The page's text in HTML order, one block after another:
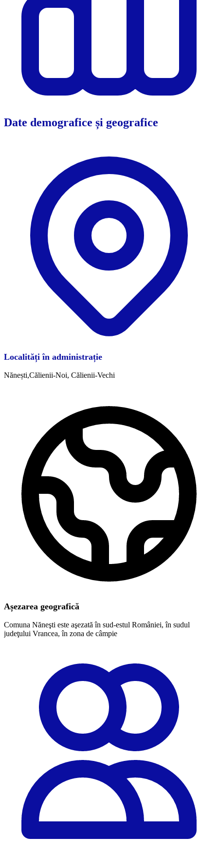
Date demografice și geografice
Localități în administrație
Nănești,Călienii-Noi, Călienii-Vechi
Așezarea geografică
Comuna Năneşti este aşezată în sud-estul României, în sudul
judeţului Vrancea, în zona de câmpie